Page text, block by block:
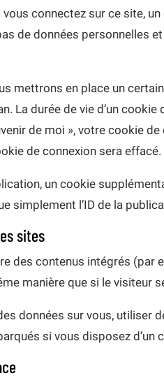
connectez sur ce site,
de données personnelles
mettrons en place un
La durée de vie d’un
de moi », votre cookie
de connexion sera effacé.
un cookie
simplement l’ID de la
sites
des contenus intégrés
manière que si le visiteur
données sur vous, utiliser
si vous disposez d’un